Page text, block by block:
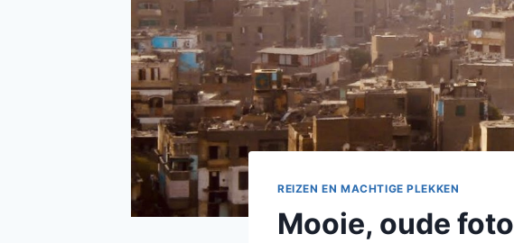
REIZEN EN MACHTIGE PLEKKEN
Mooie, oude foto